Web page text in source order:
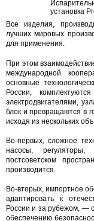
Все изделия,
лучших мировых
для применения.
При этом
международной
основные
России,
электродвигателями,
блок и превращаются в
исходя из нескольких
Во-первых, сложное
насосы, регуляторы,
постсоветском
производится.
Во-вторых, импортное
адаптировать к
России и за рубежом, —
обеспечению